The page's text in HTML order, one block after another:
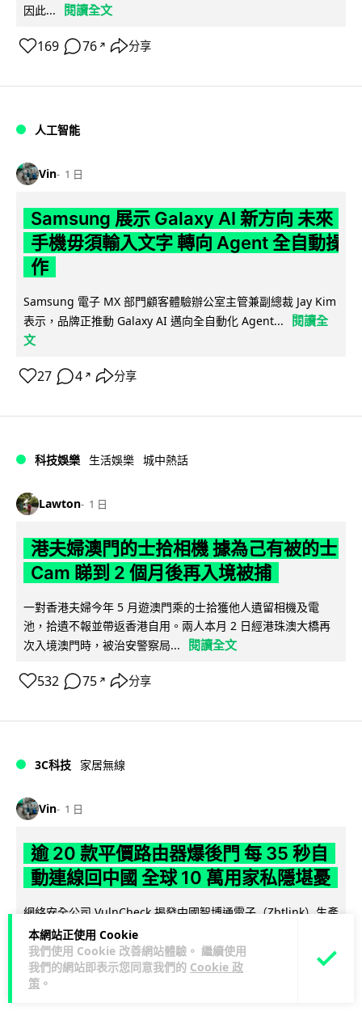
本網站正使用 Cookie
我們使用 Cookie 改善網站體驗。 繼續使用
我們的網站即表示您同意我們的 Cookie 政
策 。
因此...
閱讀全文
169 76 ↗ 分享
人工智能
Vin 1 日
Samsung 展示 Galaxy AI 新方向 未來
手機毋須輸入文字 轉向 Agent 全自動操
作
Samsung 電子 MX 部門顧客體驗辦公室主管兼副總裁 Jay Kim
表示，品牌正推動 Galaxy AI 邁向全自動化 Agent...
閱讀全
文
27 4 ↗ 分享
科技娛樂 生活娛樂 城中熱話
Lawton 1 日
港夫婦澳門的士拾相機 據為己有被的士
Cam 睇到 2 個月後再入境被捕
一對香港夫婦今年 5 月遊澳門乘的士拾獲他人遺留相機及電
池，拾遺不報並帶返香港自用。兩人本月 2 日經港珠澳大橋再
次入境澳門時，被治安警察局...
閱讀全文
532 75 ↗ 分享
3C科技 家居無線
Vin 1 日
逾 20 款平價路由器爆後門 每 35 秒自
動連線回中國 全球 10 萬用家私隱堪憂
網絡安全公司 VulnCheck 揭發中國智博通電子（Zbtlink）生產
的 20 多款路由器內置後門程式「Endlessdoors」（無盡...
讀全文
964